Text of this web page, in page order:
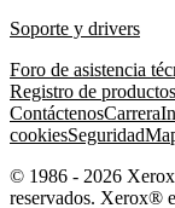
Soporte y drivers
Foro de asistencia
Registro de productos
ContáctenosCarrera
cookiesSeguridad
© 1986 - 2026
reservados. Xerox®